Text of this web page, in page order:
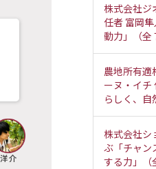
株式会社ジ
任者 富岡
動力」（全
農地所有適
ーヌ・イチ
らしく、自
株式会社シ
ぶ「チャン
する力」（